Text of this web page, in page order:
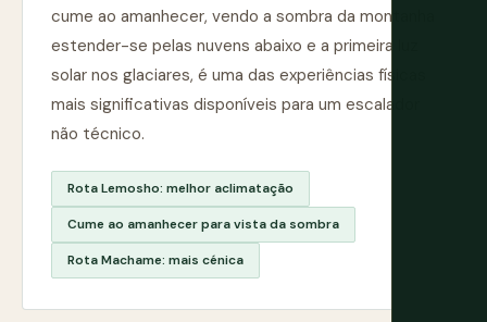
cume ao amanhecer, vendo a sombra da montanha
estender-se pelas nuvens abaixo e a primeira luz
solar nos glaciares, é uma das experiências físicas
mais significativas disponíveis para um escalador
não técnico.
Rota Lemosho: melhor aclimatação
Cume ao amanhecer para vista da sombra
Rota Machame: mais cénica